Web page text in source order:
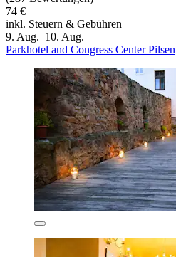
74 €
inkl. Steuern & Gebühren
9. Aug.–10. Aug.
Parkhotel and Congress Center Pilsen